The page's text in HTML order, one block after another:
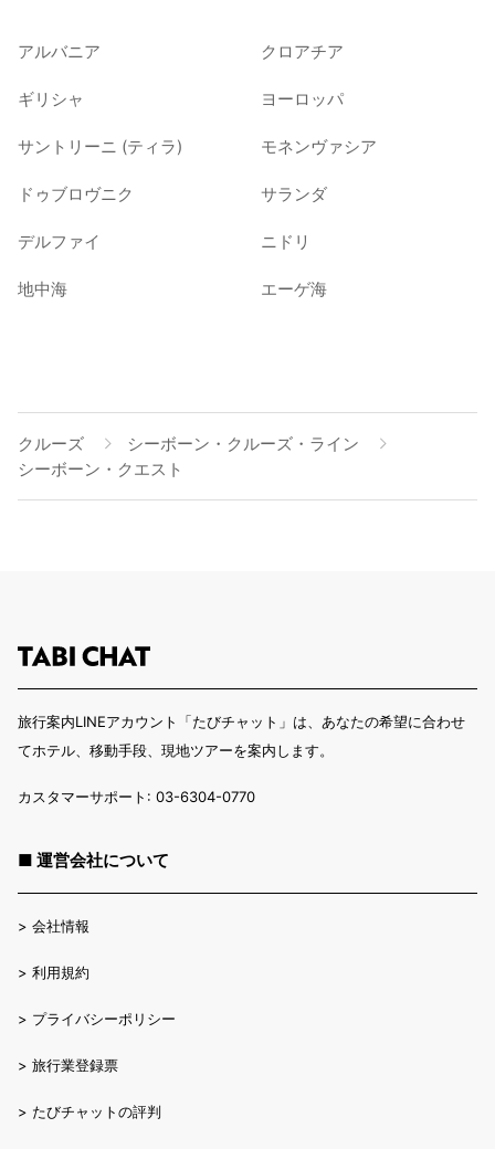
アルバニア クロアチア
ギリシャ ヨーロッパ
サントリーニ (ティラ) モネンヴァシア
ドゥブロヴニク サランダ
デルファイ ニドリ
地中海 エーゲ海
クルーズ
シーボーン・クルーズ・ライン
シーボーン・クエスト
旅行案内LINEアカウント「たびチャット」は、あなたの希望に合わせ
てホテル、移動手段、現地ツアーを案内します。
カスタマーサポート: 03-6304-0770
■ 運営会社について
> 会社情報
> 利用規約
> プライバシーポリシー
> 旅行業登録票
> たびチャットの評判